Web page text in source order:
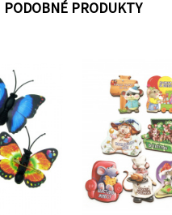
PODOBNÉ PRODUKTY